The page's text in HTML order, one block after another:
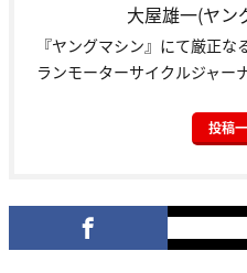
大屋雄一(ヤン
『ヤングマシン』にて厳正
ランモーターサイクルジャー
投稿